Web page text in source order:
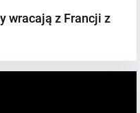
wracają z Francji z